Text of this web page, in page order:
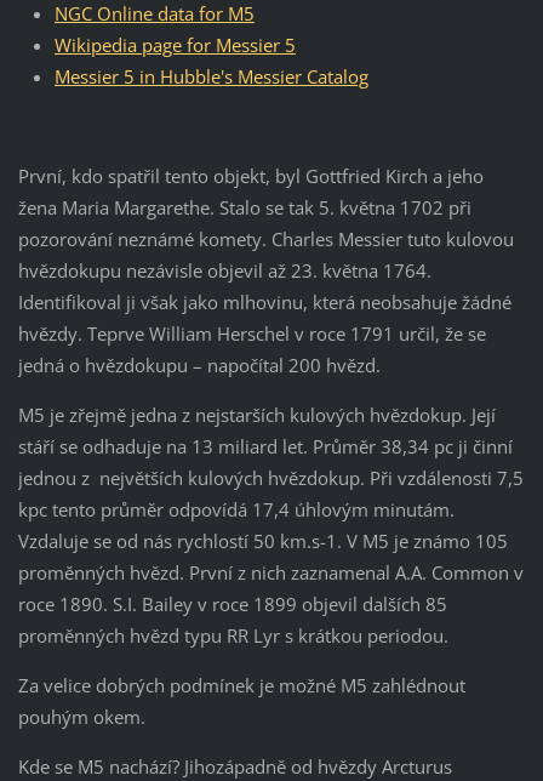
NGC Online data for M5
Wikipedia page for Messier 5
Messier 5 in Hubble's Messier Catalog
První, kdo spatřil tento objekt, byl Gottfried Kirch a jeho
žena Maria Margarethe. Stalo se tak 5. května 1702 při
pozorování neznámé komety. Charles Messier tuto kulovou
hvězdokupu nezávisle objevil až 23. května 1764.
Identifikoval ji však jako mlhovinu, která neobsahuje žádné
hvězdy. Teprve William Herschel v roce 1791 určil, že se
jedná o hvězdokupu – napočítal 200 hvězd.
M5 je zřejmě jedna z nejstarších kulových hvězdokup. Její
stáří se odhaduje na 13 miliard let. Průměr 38,34 pc ji činní
jednou z největších kulových hvězdokup. Při vzdálenosti 7,5
kpc tento průměr odpovídá 17,4 úhlovým minutám.
Vzdaluje se od nás rychlostí 50 km.s-1. V M5 je známo 105
proměnných hvězd. První z nich zaznamenal A.A. Common v
roce 1890. S.I. Bailey v roce 1899 objevil dalších 85
proměnných hvězd typu RR Lyr s krátkou periodou.
Za velice dobrých podmínek je možné M5 zahlédnout
pouhým okem.
Kde se M5 nachází? Jihozápadně od hvězdy Arcturus